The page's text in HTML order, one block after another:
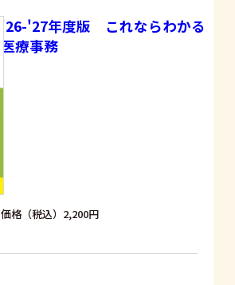
'26-'27年度版 これならわかる
医療事務
価格（税込）2,200円